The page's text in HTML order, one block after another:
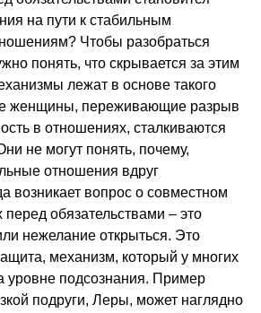
на пути к стабильным
Чтобы разобраться
понять, что скрывается за этим
лежат в основе такого
женщины, переживающие разрыв
в отношениях, сталкиваются
не могут понять, почему,
отношения вдруг
возникает вопрос о совместном
обязательствами – это
нежелание открыться. Это
механизм, который у многих
уровне подсознания. Пример
подруги, Леры, может наглядно